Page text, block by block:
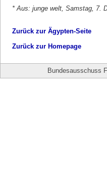
* Aus: junge welt, Samstag, 7.
Zurück zur Ägypten-Seite
Zurück zur Homepage
Bundesausschuss